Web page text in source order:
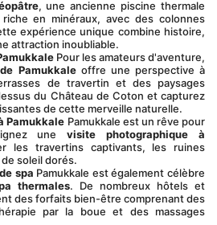
, une ancienne piscine thermale
en minéraux, avec des colonnes
expérience unique combine histoire,
attraction inoubliable.
Pamukkale offre une perspective à
de travertin et des paysages
du Château de Coton et capturez
de cette merveille naturelle.
Pamukkale Pamukkale est un rêve pour
une visite photographique à
les travertins captivants, les ruines
soleil dorés.
spa Pamukkale est également célèbre
thermales. De nombreux hôtels et
des forfaits bien-être comprenant des
par la boue et des massages